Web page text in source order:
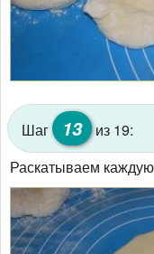
Шаг 13 из 19:
Раскатываем каждую